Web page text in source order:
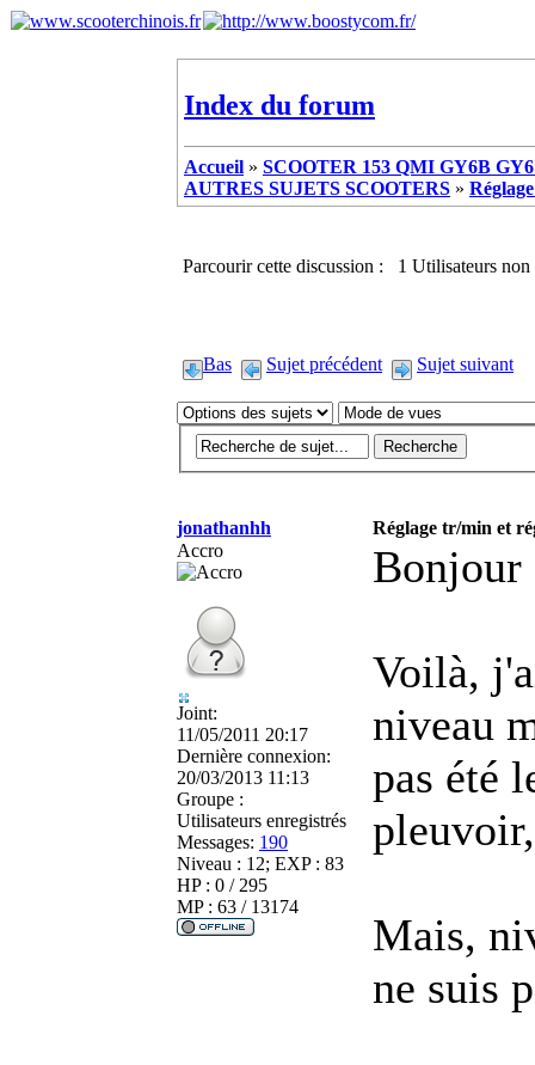
Index du forum
Accueil » SCOOTER 153 QMI GY6B
AUTRES SUJETS SCOOTERS »
Parcourir cette discussion : 1 Utilisateurs non
Bas Sujet précédent Sujet suivant
jonathanhh
Réglage tr/min et
Accro
Joint:
11/05/2011 20:17
Dernière connexion:
20/03/2013 11:13
Groupe :
Utilisateurs enregistrés
Messages: 190
Niveau : 12; EXP : 83
HP : 0 / 295
MP : 63 / 13174
Bonjour
Voilà,
niveau
pas été
Mais,
ne suis